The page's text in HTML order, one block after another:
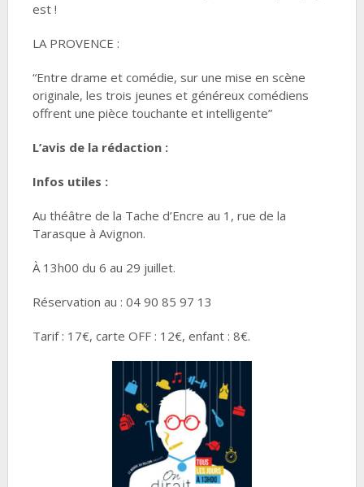
est !
LA PROVENCE :
“Entre drame et comédie, sur une mise en scène
originale, les trois jeunes et généreux comédiens
offrent une pièce touchante et intelligente”
L’avis de la rédaction :
Infos utiles :
Au théâtre de la Tache d’Encre au 1, rue de la
Tarasque à Avignon.
À 13h00 du 6 au 29 juillet.
Réservation au : 04 90 85 97 13
Tarif : 17€, carte OFF : 12€, enfant : 8€.